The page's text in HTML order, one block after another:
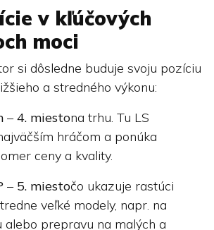
v kľúčových
moci
si dôsledne buduje svoju pozíciu
a stredného výkonu:
– 4. miestona trhu. Tu LS
hráčom a ponúka
ceny a kvality.
– 5. miestočo ukazuje rastúci
veľké modely, napr. na
alebo prepravu na malých a